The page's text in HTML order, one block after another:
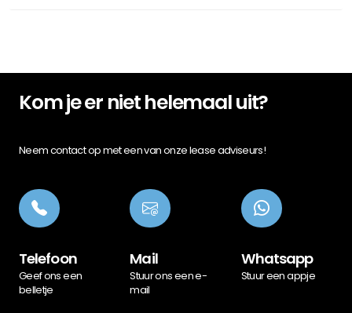
Kom je er niet helemaal uit?
Neem contact op met een van onze lease adviseurs!
Telefoon
Geef ons een
belletje
Mail
Stuur ons een e-
mail
Whatsapp
Stuur een appje